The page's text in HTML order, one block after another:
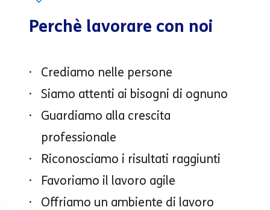
Perchè lavorare con noi
Crediamo nelle persone
Siamo attenti ai bisogni di ognuno
Guardiamo alla crescita
professionale
Riconosciamo i risultati raggiunti
Favoriamo il lavoro agile
Offriamo un ambiente di lavoro